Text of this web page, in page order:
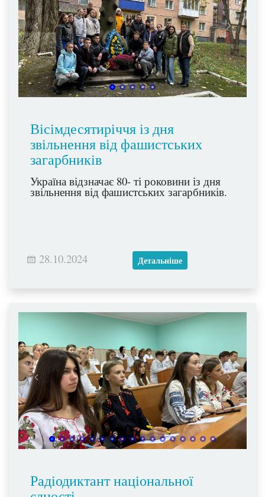
Вісімдесятиріччя із дня
звільнення від фашистських
загарбників
Україна відзначає 80- ті роковини із дня
звільнення від фашистських загарбників.
28.10.2024 Детальніше
Радіодиктант національної